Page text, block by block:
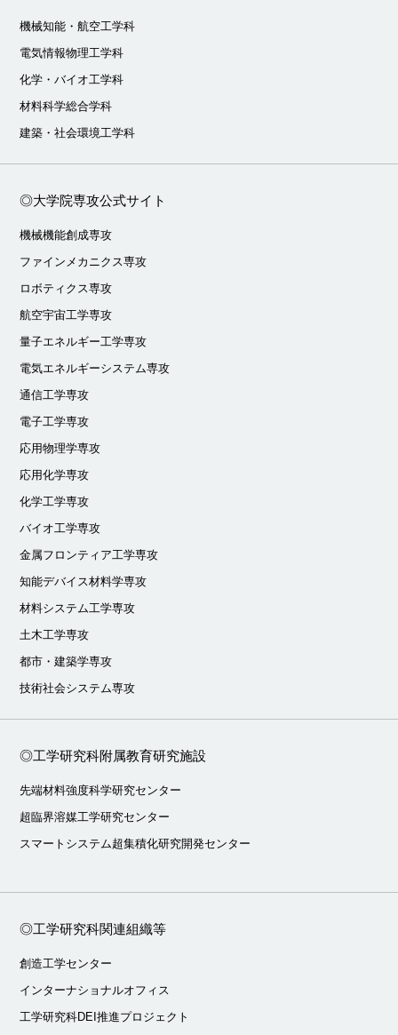
機械知能・航空工学科
電気情報物理工学科
化学・バイオ工学科
材料科学総合学科
建築・社会環境工学科
◎大学院専攻公式サイト
機械機能創成専攻
ファインメカニクス専攻
ロボティクス専攻
航空宇宙工学専攻
量子エネルギー工学専攻
電気エネルギーシステム専攻
通信工学専攻
電子工学専攻
応用物理学専攻
応用化学専攻
化学工学専攻
バイオ工学専攻
金属フロンティア工学専攻
知能デバイス材料学専攻
材料システム工学専攻
土木工学専攻
都市・建築学専攻
技術社会システム専攻
◎工学研究科附属教育研究施設
先端材料強度科学研究センター
超臨界溶媒工学研究センター
スマートシステム超集積化研究開発センター
◎工学研究科関連組織等
創造工学センター
インターナショナルオフィス
工学研究科DEI推進プロジェクト